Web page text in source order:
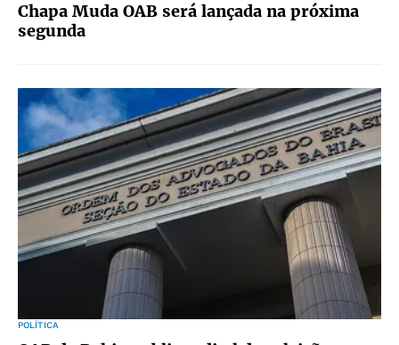
Chapa Muda OAB será lançada na próxima
segunda
POLÍTICA